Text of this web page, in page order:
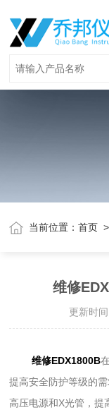
当前位置：首页 >
维修
更新时
维修EDX1800B
提高安全防护等级的
高压电源和X光管，提